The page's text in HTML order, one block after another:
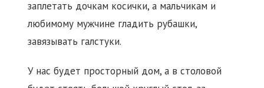
заплетать дочкам косички, а мальчикам и
любимому мужчине гладить рубашки,
завязывать галстуки.
У нас будет просторный дом, а в столовой